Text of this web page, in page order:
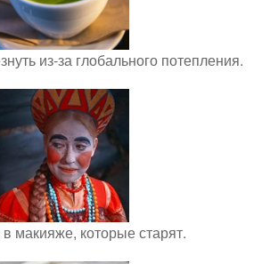
из-за глобального потепления.
макияже, которые старят.